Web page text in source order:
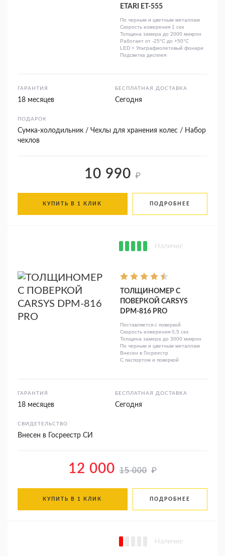
ETARI ET-555
По черным и цветным металлам
Скорость измерения 1 сек
Толщина замера до 2000 микрон
Работает от -25°C до +50°C
LED + Ультрафиолетовый фонари
Подсветка дисплея
ГАРАНТИЯ
18 месяцев
БЕСПЛАТНАЯ ДОСТАВКА
Сегодня
ПОДАРОК
Сумка-холодильник / Чехлы для хранения колес / Набор
чехлов
10 990 ₽
КУПИТЬ В 1 КЛИК ПОДРОБНЕЕ
Наличие
ТОЛЩИНОМЕР С
ПОВЕРКОЙ CARSYS
DPM-816 PRO
Поставляется с поверкой
Скорость измерения 0,5 сек
Толщина замера до 3000 микрон
По черным и цветным металлам
Внесен в Госреестр
С паспортом и поверкой
ГАРАНТИЯ
18 месяцев
БЕСПЛАТНАЯ ДОСТАВКА
Сегодня
СВИДЕТЕЛЬСТВО
Внесен в Госреестр СИ
12 000 15 000 ₽
КУПИТЬ В 1 КЛИК ПОДРОБНЕЕ
Наличие